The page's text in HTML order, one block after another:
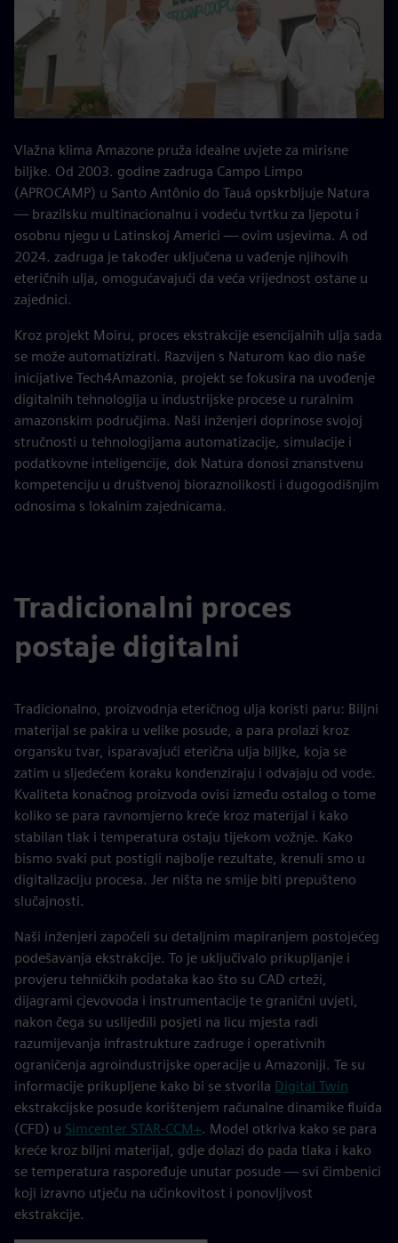
Vlažna klima Amazone pruža idealne uvjete za mirisne
biljke. Od 2003. godine zadruga Campo Limpo
(APROCAMP) u Santo Antônio do Tauá opskrbljuje Natura
— brazilsku multinacionalnu i vodeću tvrtku za ljepotu i
osobnu njegu u Latinskoj Americi — ovim usjevima. A od
2024. zadruga je također uključena u vađenje njihovih
eteričnih ulja, omogućavajući da veća vrijednost ostane u
zajednici.
Kroz projekt Moiru, proces ekstrakcije esencijalnih ulja sada
se može automatizirati. Razvijen s Naturom kao dio naše
inicijative Tech4Amazonia, projekt se fokusira na uvođenje
digitalnih tehnologija u industrijske procese u ruralnim
amazonskim područjima. Naši inženjeri doprinose svojoj
stručnosti u tehnologijama automatizacije, simulacije i
podatkovne inteligencije, dok Natura donosi znanstvenu
kompetenciju u društvenoj bioraznolikosti i dugogodišnjim
odnosima s lokalnim zajednicama.
Tradicionalni proces
postaje digitalni
Tradicionalno, proizvodnja eteričnog ulja koristi paru: Biljni
materijal se pakira u velike posude, a para prolazi kroz
organsku tvar, isparavajući eterična ulja biljke, koja se
zatim u sljedećem koraku kondenziraju i odvajaju od vode.
Kvaliteta konačnog proizvoda ovisi između ostalog o tome
koliko se para ravnomjerno kreće kroz materijal i kako
stabilan tlak i temperatura ostaju tijekom vožnje. Kako
bismo svaki put postigli najbolje rezultate, krenuli smo u
digitalizaciju procesa. Jer ništa ne smije biti prepušteno
slučajnosti.
Naši inženjeri započeli su detaljnim mapiranjem postojećeg
podešavanja ekstrakcije. To je uključivalo prikupljanje i
provjeru tehničkih podataka kao što su CAD crteži,
dijagrami cjevovoda i instrumentacije te granični uvjeti,
nakon čega su uslijedili posjeti na licu mjesta radi
razumijevanja infrastrukture zadruge i operativnih
ograničenja agroindustrijske operacije u Amazoniji. Te su
informacije prikupljene kako bi se stvorila Digital Twin
ekstrakcijske posude korištenjem računalne dinamike fluida
(CFD) u Simcenter STAR-CCM+. Model otkriva kako se para
kreće kroz biljni materijal, gdje dolazi do pada tlaka i kako
se temperatura raspoređuje unutar posude — svi čimbenici
koji izravno utječu na učinkovitost i ponovljivost
ekstrakcije.